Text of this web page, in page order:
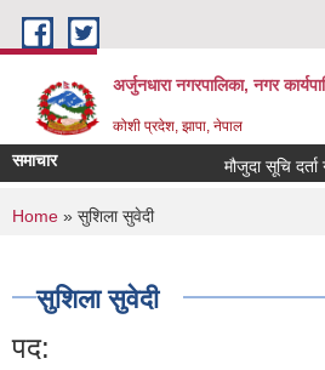
Skip to main content
अर्जुनधारा नगरपालिका, नगर
कोशी प्रदेश, झापा, नेपाल
समाचार मौजुदा सूचि दर्ता
You are here
Home » सुशिला सुवेदी
सुशिला सुवेदी
पद: